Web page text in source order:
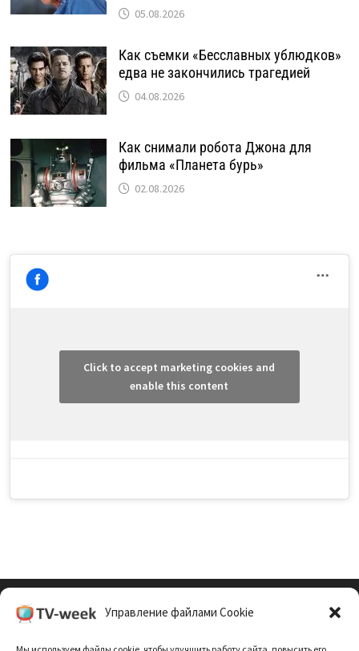
Управление файлами Cookie
05.08.2026
Как съемки «Бесславных ублюдков»
едва не закончились трагедией
04.08.2026
Как снимали робота Джона для
фильма «Планета бурь»
02.08.2026
Click to accept marketing cookies and
enable this content